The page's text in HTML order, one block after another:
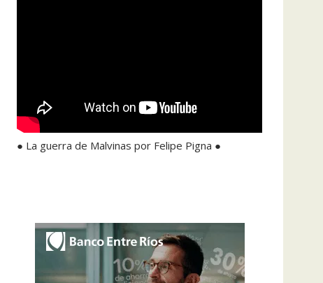
● La guerra de Malvinas por Felipe Pigna ●